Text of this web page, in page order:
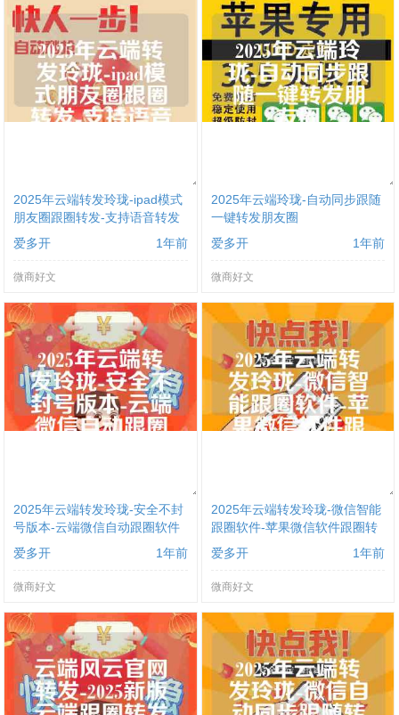
2025年云端转发玲珑-ipad模式
朋友圈跟圈转发-支持语音转发
爱多开
1年前
微商好文
2025年云端玲珑-自动同步跟随
一键转发朋友圈
爱多开
1年前
微商好文
2025年云端转发玲珑-安全不封
号版本-云端微信自动跟圈软件
爱多开
1年前
微商好文
2025年云端转发玲珑-微信智能
跟圈软件-苹果微信软件跟圈转
发
爱多开 1年前
微商好文